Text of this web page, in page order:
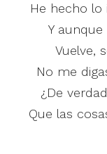
He hecho
Y
Vuelve,
No me
¿De
Que las